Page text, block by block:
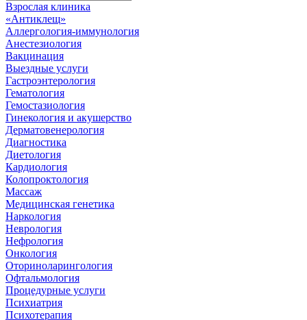
Взрослая клиника
«Антиклещ»
Аллергология-иммунология
Анестезиология
Вакцинация
Выездные услуги
Гастроэнтерология
Гематология
Гемостазиология
Гинекология и акушерство
Дерматовенерология
Диагностика
Диетология
Кардиология
Колопроктология
Массаж
Медицинская генетика
Наркология
Неврология
Нефрология
Онкология
Оториноларингология
Офтальмология
Процедурные услуги
Психиатрия
Психотерапия